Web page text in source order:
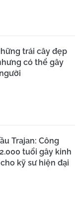
trái cây đẹp
có thể gây
Trajan: Công
tuổi gây kinh
kỹ sư hiện đại